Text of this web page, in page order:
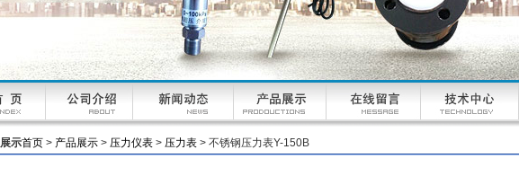
示首页 > 产品展示 > 压力仪表 > 压力表 > 不锈钢压力表Y-150B